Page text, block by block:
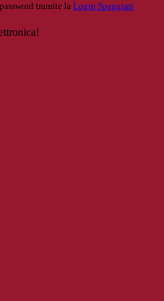
tramite la Login Spaggiari